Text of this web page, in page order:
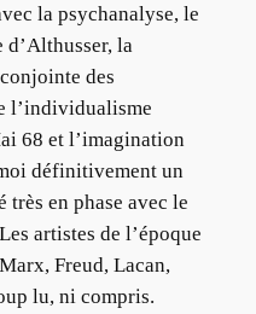
la psychanalyse, le
la
des
l’individualisme
68 et l’imagination
définitivement un
très en phase avec le
artistes de l’époque
Freud, Lacan,
lu, ni compris.